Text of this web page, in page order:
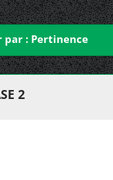
par : Pertinence
2